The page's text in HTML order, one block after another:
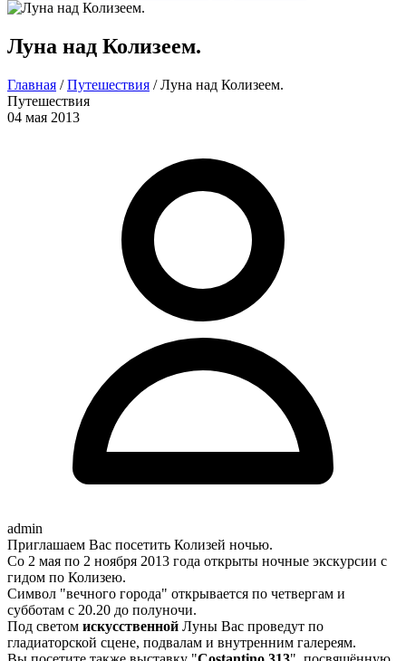
Луна над Колизеем.
Главная / Путешествия / Луна над Колизеем.
Путешествия
04 мая 2013
admin
Приглашаем Вас посетить Колизей ночью.
Со 2 мая по 2 ноября 2013 года открыты ночные экскурсии с
гидом по Колизею.
Символ "вечного города" открывается по четвергам и
субботам с 20.20 до полуночи.
Под светом искусственной Луны Вас проведут по
гладиаторской сцене, подвалам и внутренним галереям.